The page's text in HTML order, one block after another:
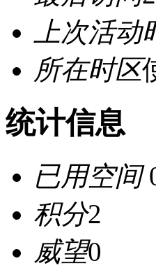
上次活动
所在时区
统计信息
已用空间
积分2
威望0